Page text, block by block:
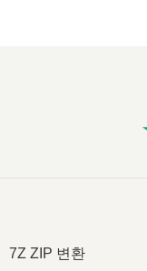
7Z ZIP 변환